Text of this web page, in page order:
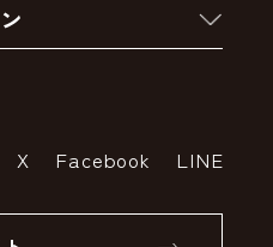
X Facebook LINE